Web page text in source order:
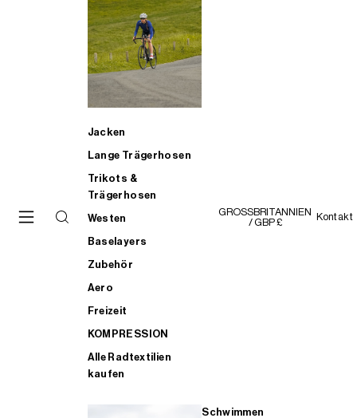
Jacken
Lange Trägerhosen
Trikots &
Trägerhosen
Westen
Baselayers
Zubehör
Aero
Freizeit
KOMPRESSION
Alle Radtextilien
kaufen
Schwimmen
GROSSBRITANNIEN
/ GBP £
Kontakt